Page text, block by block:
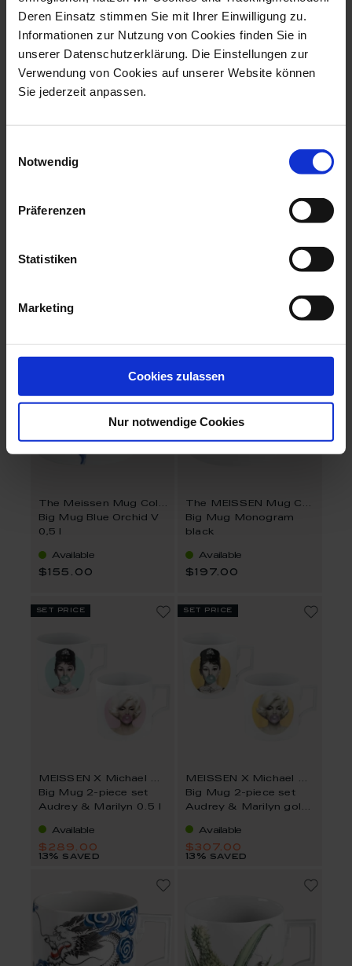
Deren Einsatz stimmen Sie mit Ihrer Einwilligung zu.
Informationen zur Nutzung von Cookies finden Sie in
unserer Datenschutzerklärung. Die Einstellungen zur
Verwendung von Cookies auf unserer Website können
Sie jederzeit anpassen.
Notwendig
Präferenzen
Statistiken
Marketing
Cookies zulassen
Nur notwendige Cookies
The Meissen Mug Collection
Big Mug Blue Orchid V
0,5 l
Available
$155.00
The MEISSEN Mug Collection
Big Mug Monogram
black
Available
$197.00
set price
MEISSEN X Michael Moebius
Big Mug 2-piece set
Audrey & Marilyn 0.5 l
Available
$289.00
13% saved
set price
MEISSEN X Michael Moebius
Big Mug 2-piece set
Audrey & Marilyn gold
Available
$307.00
13% saved